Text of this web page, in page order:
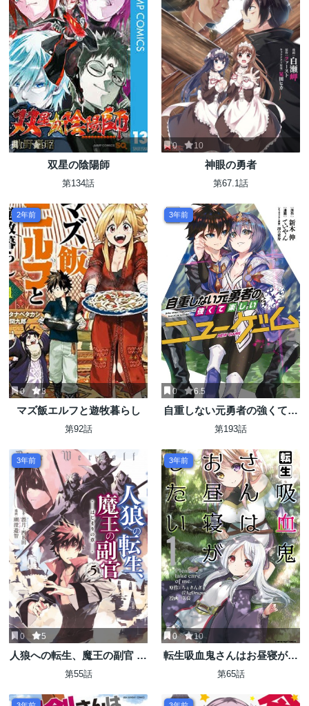
0 9.7
双星の陰陽師
第134話
0 10
神眼の勇者
第67.1話
2年前
0 8
マズ飯エルフと遊牧暮らし
第92話
3年前
0 6.5
自重しない元勇者の強くて楽
しいニューゲーム
第193話
3年前
0 5
人狼への転生、魔王の副官 は
じまりの章
第55話
3年前
0 10
転生吸血鬼さんはお昼寝がし
たい
第65話